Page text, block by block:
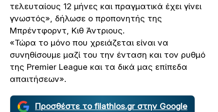
τελευταίους 12 μήνες και πραγματικά έχει γίνει
γνωστός», δήλωσε ο προπονητής της
Μπρέντφορντ, Κιθ Άντριους.
«Τώρα το μόνο που χρειάζεται είναι να
συνηθίσουμε μαζί του την ένταση και τον ρυθμό
της Premier League και τα δικά μας επίπεδα
απαιτήσεων».
Προσθέστε το filathlos.gr στην Google